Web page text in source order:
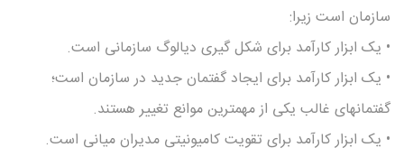
سازمان است زیرا:
• یک ابزار کارآمد برای شکل گیری دیالوگ سازمانی است.
• یک ابزار کارآمد برای ایجاد گفتمان جدید در سازمان است؛
گفتمانهای غالب یکی از مهمترین موانع تغییر هستند.
• یک ابزار کارآمد برای تقویت کامیونیتی مدیران میانی است.